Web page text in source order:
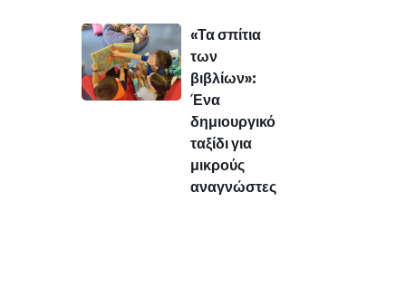
«Τα σπίτια
των
βιβλίων»:
Ένα
δημιουργικό
ταξίδι για
μικρούς
αναγνώστες